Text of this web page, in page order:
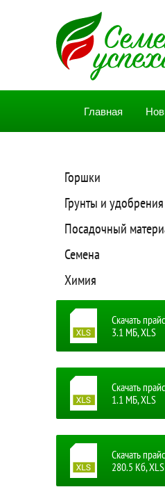
Главная
Горшки
Грунты и удобрения
Посадочный
Семена
Химия
Скачать
3.1 MБ, XLS
Скачать
1.1 MБ, XLS
Скачать
280.5 Кб, XLS